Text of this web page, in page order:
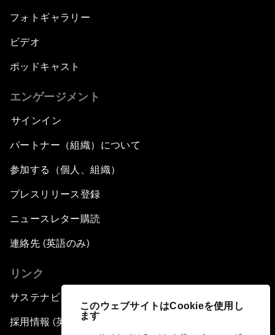
このウェブサイトはCookieを使用し
ます
フォトギャラリー
ビデオ
ポッドキャスト
エンゲージメント
サインイン
パートナー（組織）について
参加する（個人、組織）
プレスリリース登録
ニュースレター購読
連絡先 (英語のみ)
リンク
サステナビリティへの取り組み
採用情報 (英語のみ)